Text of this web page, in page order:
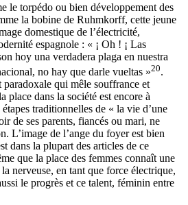
le torpédo ou bien développement des
la bobine de Ruhmkorff, cette jeune
domestique de l’électricité,
espagnole : « ¡ Oh ! ¡ Las
hoy una verdadera plaga en nuestra
no hay que darle vueltas »20.
qui mêle souffrance et
place dans la société est encore à
traditionnelles de « la vie d’une
de ses parents, fiancés ou mari, ne
L’image de l’ange du foyer est bien
dans la plupart des articles de ce
que la place des femmes connaît une
nerveuse, en tant que force électrique,
le progrès et ce talent, féminin entre